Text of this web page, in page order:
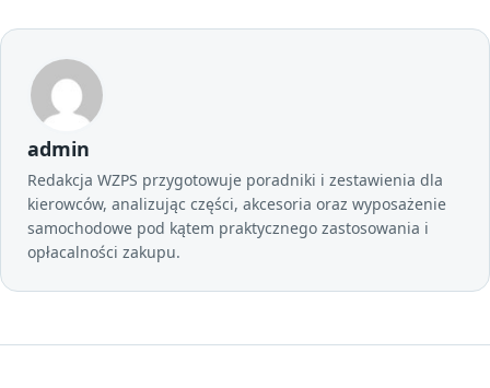
admin
Redakcja WZPS przygotowuje poradniki i zestawienia dla
kierowców, analizując części, akcesoria oraz wyposażenie
samochodowe pod kątem praktycznego zastosowania i
opłacalności zakupu.